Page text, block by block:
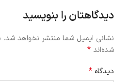
دیدگاهتان را بنویسید
نشانی ایمیل شما منتشر نخواهد شد.
شده‌اند *
دیدگاه *